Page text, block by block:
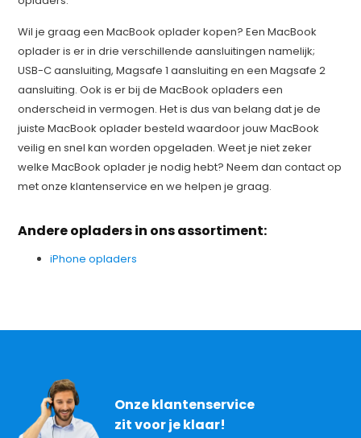
Wil je graag een MacBook oplader kopen? Een MacBook
oplader is er in drie verschillende aansluitingen namelijk;
USB-C aansluiting, Magsafe 1 aansluiting en een Magsafe 2
aansluiting. Ook is er bij de MacBook opladers een
onderscheid in vermogen. Het is dus van belang dat je de
juiste MacBook oplader besteld waardoor jouw MacBook
veilig en snel kan worden opgeladen. Weet je niet zeker
welke MacBook oplader je nodig hebt? Neem dan contact op
met onze klantenservice en we helpen je graag.
Andere opladers in ons assortiment:
iPhone opladers
Onze klantenservice
zit voor je klaar!